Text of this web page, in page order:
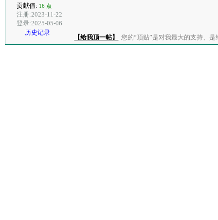
贡献值: 16 点
注册:2023-11-22
登录:2025-05-06
历史记录
【给我顶一帖】 您的“顶贴”是对我最大的支持、